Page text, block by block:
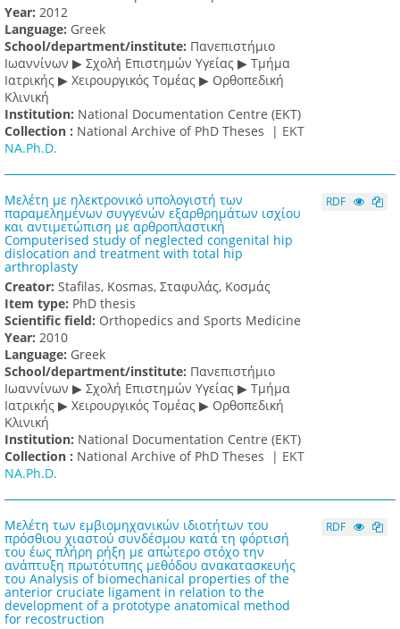
Υear: 2012
Language: Greek
School/department/institute: Πανεπιστήμιο
Ιωαννίνων ▶ Σχολή Επιστημών Υγείας ▶ Τμήμα
Ιατρικής ▶ Χειρουργικός Τομέας ▶ Ορθοπεδική
Κλινική
Institution: National Documentation Centre (EKT)
Collection : National Archive of PhD Theses | ΕΚΤ
NA.Ph.D.
Μελέτη με ηλεκτρονικό υπολογιστή των
παραμελημένων συγγενών εξαρθρημάτων ισχίου
και αντιμετώπιση με αρθροπλαστική
Computerised study of neglected congenital hip
dislocation and treatment with total hip
arthroplasty
Creator: Stafilas, Kosmas, Σταφυλάς, Κοσμάς
Item type: PhD thesis
Scientific field: Orthopedics and Sports Medicine
Υear: 2010
Language: Greek
School/department/institute: Πανεπιστήμιο
Ιωαννίνων ▶ Σχολή Επιστημών Υγείας ▶ Τμήμα
Ιατρικής ▶ Χειρουργικός Τομέας ▶ Ορθοπεδική
Κλινική
Institution: National Documentation Centre (EKT)
Collection : National Archive of PhD Theses | ΕΚΤ
NA.Ph.D.
RDF
Μελέτη των εμβιομηχανικών ιδιοτήτων του
πρόσθιου χιαστού συνδέσμου κατά τη φόρτισή
του έως πλήρη ρήξη με απώτερο στόχο την
ανάπτυξη πρωτότυπης μεθόδου ανακατασκευής
του Analysis of biomechanical properties of the
anterior cruciate ligament in relation to the
development of a prototype anatomical method
for recostruction
RDF